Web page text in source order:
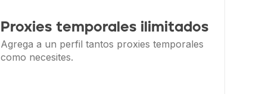
Proxies temporales ilimitados
Agrega a un perfil tantos proxies temporales
como necesites.